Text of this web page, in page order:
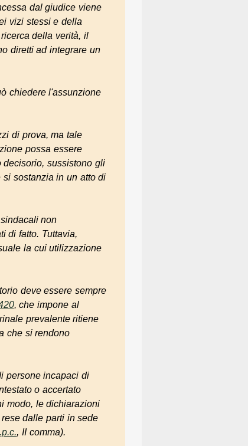
dal giudice viene
vizi stessi e della
della verità, il
diretti ad integrare un
chiedere l'assunzione
di prova, ma tale
possa essere
sussistono gli
sostanzia in un atto di
non
di fatto. Tuttavia,
la cui utilizzazione
deve essere sempre
, che impone al
prevalente ritiene
che si rendono
persone incapaci di
o accertato
modo, le dichiarazioni
dalle parti in sede
, II comma).